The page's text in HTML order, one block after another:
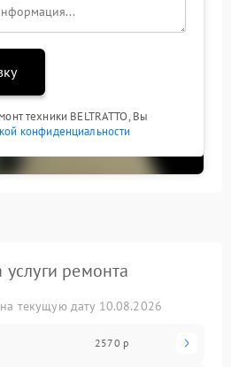
техники BELTRATTO, Вы
конфиденциальности
ремонта
текущую дату 10.08.2026
2570 р